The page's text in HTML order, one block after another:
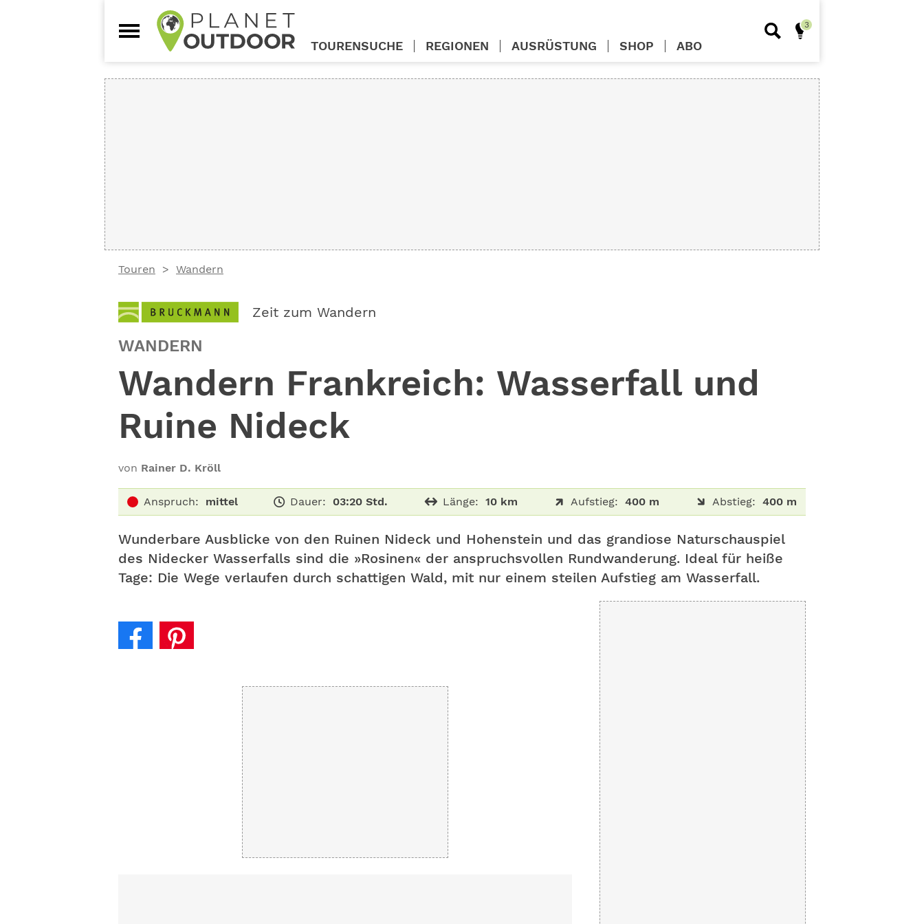
Touren Wandern
Zeit zum Wandern
WANDERN
Wandern Frankreich: Wasserfall und
Ruine Nideck
von Rainer D. Kröll
Anspruch: mittel Dauer: 03:20 Std. Länge: 10 km Aufstieg: 400 m Abstieg: 400 m
Wunderbare Ausblicke von den Ruinen Nideck und Hohenstein und das grandiose Naturschauspiel
des Nidecker Wasserfalls sind die »Rosinen« der anspruchsvollen Rundwanderung. Ideal für heiße
Tage: Die Wege verlaufen durch schattigen Wald, mit nur einem steilen Aufstieg am Wasserfall.
TOURENSUCHE REGIONEN AUSRÜSTUNG SHOP ABO